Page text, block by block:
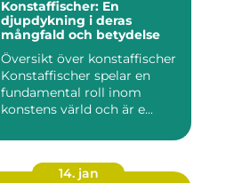
Konstaffischer: En
djupdykning i deras
mångfald och betydelse
Översikt över konstaffischer
Konstaffischer spelar en
fundamental roll inom
konstens värld och är e...
14. jan